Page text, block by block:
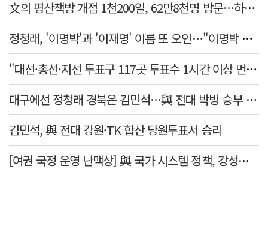
文의 평산책방 개점 1천200일, 62만8천명 방문…하루 평균 500명↑
정청래, '이명박'과 '이재명' 이름 또 오인…"이명박 대통령 임기안에 반도체 제품 출시"
"대선·총선·지선 투표구 117곳 투표수 1시간 이상 먼저 입력"
대구에선 정청래 경북은 김민석…與 전대 박빙 승부 이어간다
김민석, 與 전대 강원·TK 합산 당원투표서 승리
[여권 국정 운영 난맥상] 與 국가 시스템 정책, 강성층 결집에 의존